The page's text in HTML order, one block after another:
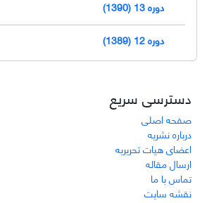
دوره 13 (1390)
دوره 12 (1389)
دسترسی سریع
صفحه اصلی
درباره نشریه
اعضای هیات تحریریه
ارسال مقاله
تماس با ما
نقشه سایت